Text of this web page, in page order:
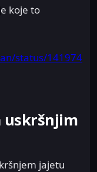
koje to
status/141974
uskršnjim
jajetu